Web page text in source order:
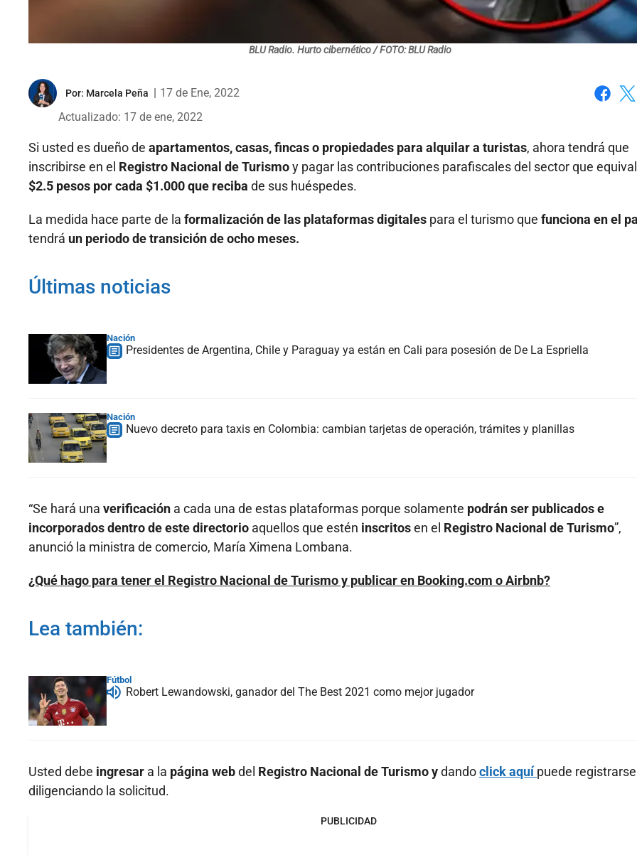
BLU Radio. Hurto cibernético / FOTO: BLU Radio
Por: Marcela Peña
17 de Ene, 2022
Actualizado: 17 de ene, 2022
Si usted es dueño de apartamentos, casas, fincas o propiedades para alquilar a turistas, ahora tendrá que
inscribirse en el Registro Nacional de Turismoy pagar las contribuciones parafiscales del sector que
$2.5 pesos por cada $1.000 que reciba de sus huéspedes.
La medida hace parte de la formalización de las plataformas digitales para el turismo que funciona en el
tendrá un periodo de transición de ocho meses.
Últimas noticias
Nación
Presidentes de Argentina, Chile y Paraguay ya están en Cali para posesión de De La Espriella
Nación
Nuevo decreto para taxis en Colombia: cambian tarjetas de operación, trámites y planillas
“Se hará una verificación a cada una de estas plataformas porque solamente podrán ser publicados e
incorporados dentro de este directorio aquellos que estén inscritosen el Registro Nacional de Turismo”,
anunció la ministra de comercio, María Ximena Lombana.
¿Qué hago para tener el Registro Nacional de Turismo y publicar en Booking.com o Airbnb?
Lea también:
Fútbol
Robert Lewandowski, ganador del The Best 2021 como mejor jugador
Usted debe ingresar a la página webdel Registro Nacional de Turismo ydandoclick aquí puede registrarse
diligenciando la solicitud.
PUBLICIDAD